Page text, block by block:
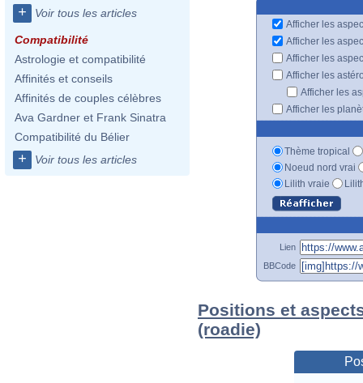
+ Voir tous les articles
Compatibilité
Astrologie et compatibilité
Affinités et conseils
Affinités de couples célèbres
Ava Gardner et Frank Sinatra
Compatibilité du Bélier
+ Voir tous les articles
Afficher les
Afficher les
Afficher les
Afficher les
Afficher les
Afficher les
Thème tropical
Noeud nord vrai
Lilith vraie
Lien
BBCode
Positions et
(roadie)